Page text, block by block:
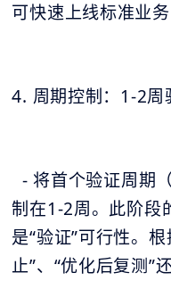
可快速上线标准业务
4. 周期控制：1-2周
- 将首个验证周期
制在1-2周。此阶段
是“验证”可行性。
止”、“优化后复测”